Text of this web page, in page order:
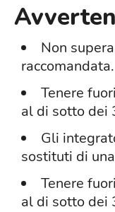
Non
raccomandata.
Tenere
al di sotto dei
Gli
sostituti di
Tenere
al di sotto dei